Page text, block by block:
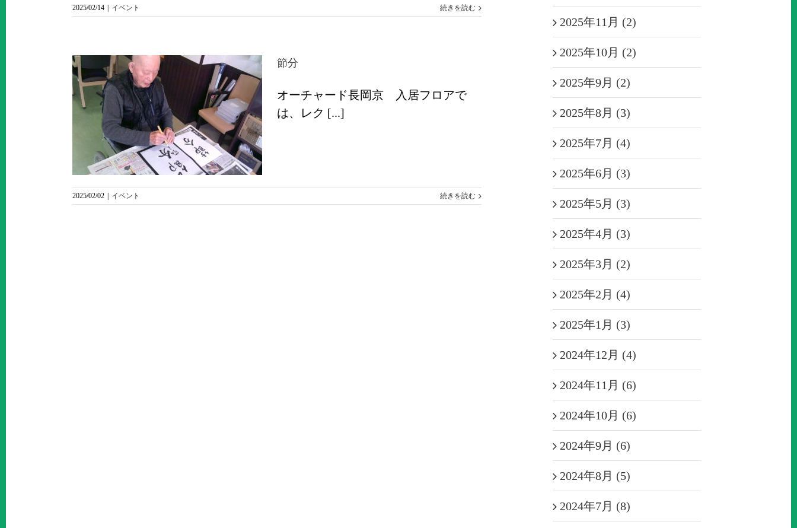
2025/02/14 イベント 続きを読む
節分
オーチャード長岡京 入居フロアで
は、レク [...]
2025/02/02 イベント 続きを読む
2025年11月 (2)
2025年10月 (2)
2025年9月 (2)
2025年8月 (3)
2025年7月 (4)
2025年6月 (3)
2025年5月 (3)
2025年4月 (3)
2025年3月 (2)
2025年2月 (4)
2025年1月 (3)
2024年12月 (4)
2024年11月 (6)
2024年10月 (6)
2024年9月 (6)
2024年8月 (5)
2024年7月 (8)